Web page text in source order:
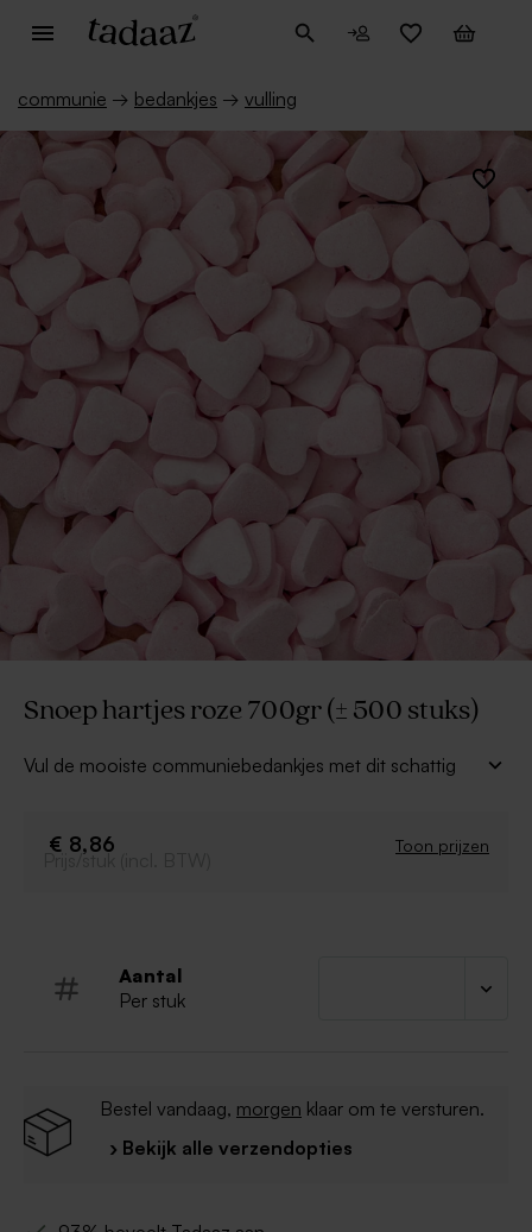
communie → bedankjes → vulling
Snoep hartjes roze 700gr (± 500 stuks)
Vul de mooiste communiebedankjes met dit schattig
Inhoud: 700g
Bevat geen allergenen
€ 8,86 Toon prijzen
Prijs/stuk (incl. BTW)
Aantal
Per stuk
Bestel vandaag, morgen klaar om te versturen.
› Bekijk alle verzendopties